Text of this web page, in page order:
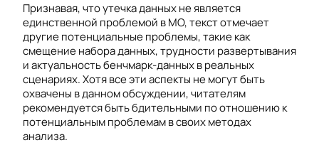
Признавая, что утечка данных не является
единственной проблемой в МО, текст отмечает
другие потенциальные проблемы, такие как
смещение набора данных, трудности развертывания
и актуальность бенчмарк-данных в реальных
сценариях. Хотя все эти аспекты не могут быть
охвачены в данном обсуждении, читателям
рекомендуется быть бдительными по отношению к
потенциальным проблемам в своих методах
анализа.